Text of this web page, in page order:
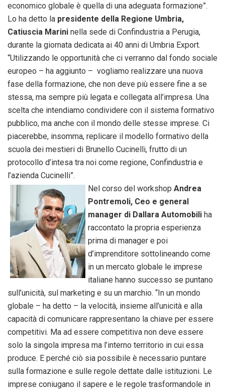
economico globale è quella di una adeguata formazione”.
Lo ha detto la presidente della Regione Umbria,
Catiuscia Marini nella sede di Confindustria a Perugia,
durante la giornata dedicata ai 40 anni di Umbria Export.
“Utilizzando le opportunità che ci verranno dal fondo sociale
europeo – ha aggiunto – vogliamo realizzare una nuova
fase della formazione, che non deve più essere fine a se
stessa, ma sempre più legata e collegata all’impresa. Una
scelta che intendiamo condividere con il sistema formativo
pubblico, ma anche con il mondo delle stesse imprese. Ci
piacerebbe, insomma, replicare il modello formativo della
scuola dei mestieri di Brunello Cucinelli, frutto di un
protocollo d’intesa tra noi come regione, Confindustria e
l’azienda Cucinelli”.
Nel corso del workshop Andrea
Pontremoli, Ceo e general
manager di Dallara Automobili ha
raccontato la propria esperienza
prima di manager e poi
d’imprenditore sottolineando come
in un mercato globale le imprese
italiane hanno successo se puntano
sull’unicità, sul marketing e su un marchio. “In un mondo
globale – ha detto – la velocità, insieme all’unicità e alla
capacità di comunicare rappresentano la chiave per essere
competitivi. Ma ad essere competitiva non deve essere
solo la singola impresa ma l’interno territorio in cui essa
produce. E perché ciò sia possibile è necessario puntare
sulla formazione e sulle regole dettate dalle istituzioni. Le
imprese coniugano il sapere e le regole trasformandole in